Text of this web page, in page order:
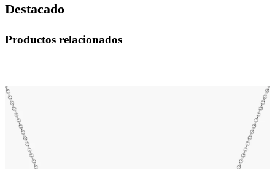
Destacado
Productos relacionados